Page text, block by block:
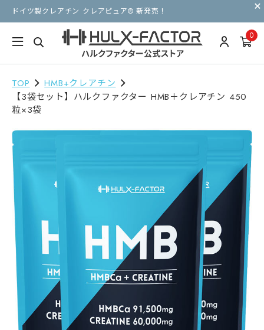
ドイツ製クレアチン クレアピュア® 新発売！
0
TOP
HMB+クレアチン
【3袋セット】ハルクファクター HMB＋クレアチン 450
粒×3袋